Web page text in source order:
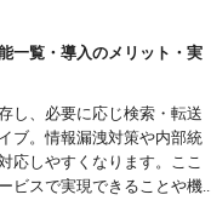
一覧・導入のメリット・実
し、必要に応じ検索・転送
ブ。情報漏洩対策や内部統
応しやすくなります。ここ
ビスで実現できることや機